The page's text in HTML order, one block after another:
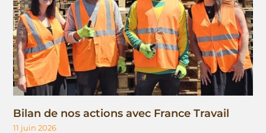
Bilan de nos actions avec France Travail
11 juin 2026